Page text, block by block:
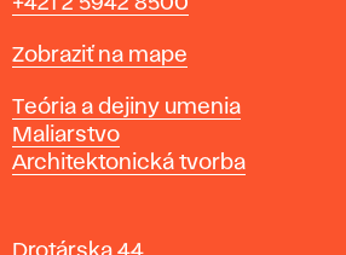
a
i
l
a
v
Mapa
Zobraziť na mape
Katedry
Teória a dejiny umenia
Maliarstvo
Architektonická tvorba